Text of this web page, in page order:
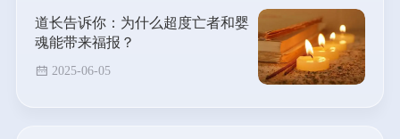
道长告诉你：为什么超度亡者和婴
魂能带来福报？
2025-06-05